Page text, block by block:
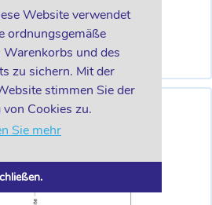
Website verwendet
ordnungsgemäße
und des
zu sichern. Mit der
stimmen Sie der
Cookies zu.
Sie mehr
Kt